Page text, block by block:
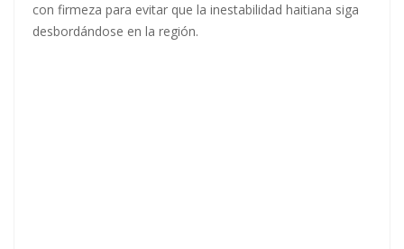
con firmeza para evitar que la inestabilidad haitiana siga
desbordándose en la región.